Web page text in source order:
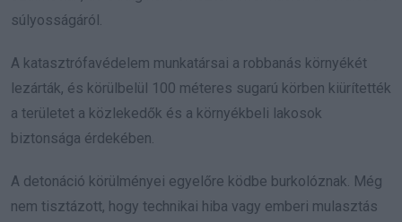
súlyosságáról.
A katasztrófavédelem munkatársai a robbanás környékét
lezárták, és körülbelül 100 méteres sugarú körben kiürítették
a területet a közlekedők és a környékbeli lakosok
biztonsága érdekében.
A detonáció körülményei egyelőre ködbe burkolóznak. Még
nem tisztázott, hogy technikai hiba vagy emberi mulasztás